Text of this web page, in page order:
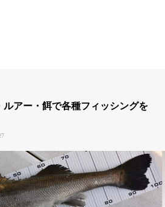
ルアー・餌で各種フィッシングを